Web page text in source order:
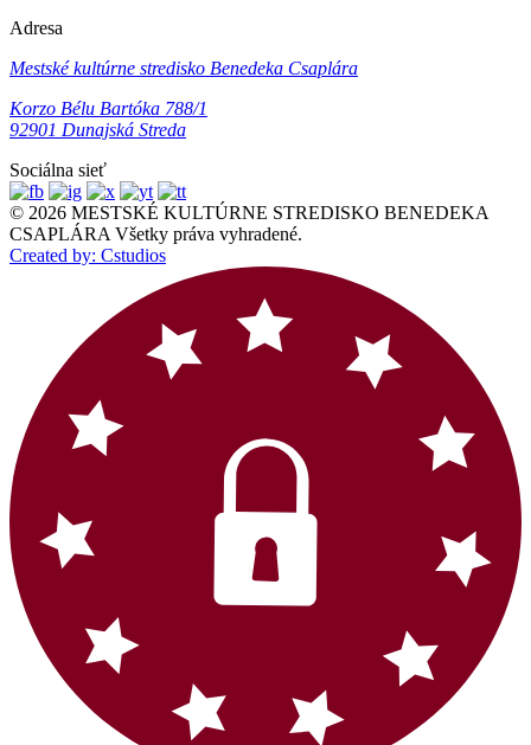
Adresa
Mestské kultúrne stredisko Benedeka Csaplára
Korzo Bélu Bartóka 788/1
92901 Dunajská Streda
Sociálna sieť
© 2026 MESTSKÉ KULTÚRNE STREDISKO BENEDEKA
CSAPLÁRA Všetky práva vyhradené.
Created by: Cstudios